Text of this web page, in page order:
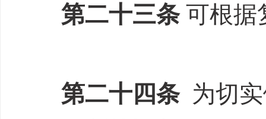
第二十三条可根据
第二十 四条 为切